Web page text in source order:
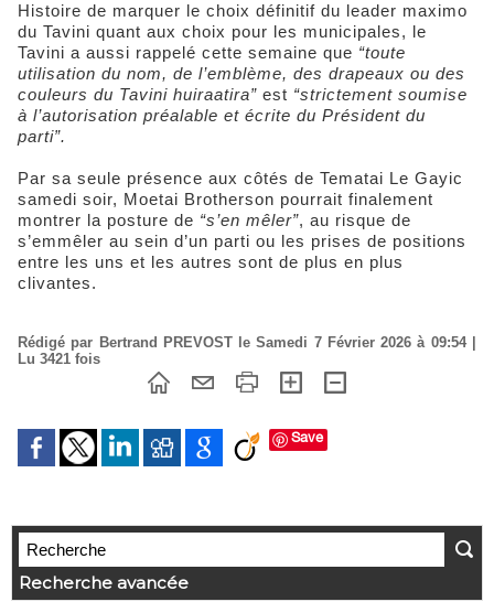
Histoire de marquer le choix définitif du leader maximo
du Tavini quant aux choix pour les municipales, le
Tavini a aussi rappelé cette semaine que “toute
utilisation du nom, de l’emblème, des drapeaux ou des
couleurs du Tavini huiraatira” est “strictement soumise
à l’autorisation préalable et écrite du Président du
parti”.
Par sa seule présence aux côtés de Tematai Le Gayic
samedi soir, Moetai Brotherson pourrait finalement
montrer la posture de “s’en mêler”, au risque de
s’emmêler au sein d’un parti ou les prises de positions
entre les uns et les autres sont de plus en plus
clivantes.
Rédigé par Bertrand PREVOST le Samedi 7 Février 2026 à 09:54 |
Lu 3421 fois
Save
Recherche avancée